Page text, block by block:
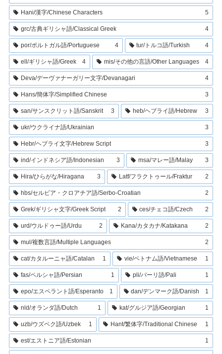
Hani/漢字/Chinese Characters 5
grc/古典ギリシャ語/Classical Greek 4
por/ポルトガル語/Portuguese 4 tur/トルコ語/Turkish 4
ell/ギリシャ語/Greek 4 mis/その他の言語/Other Languages 4
Deva/デーヴァナーガリー文字/Devanagari 4
Hans/簡体字/Simplified Chinese 3
san/サンスクリット語/Sanskrit 3 heb/ヘブライ語/Hebrew 3
ukr/ウクライナ語/Ukrainian 3
Hebr/ヘブライ文字/Hebrew Script 3
ind/インドネシア語/Indonesian 3 msa/マレー語/Malay 3
Hira/ひらがな/Hiragana 3 Latf/フラクトゥール/Fraktur 2
hbs/セルビア・クロアチア語/Serbo-Croatian 2
Grek/ギリシャ文字/Greek Script 2 ces/チェコ語/Czech 2
urd/ウルドゥー語/Urdu 2 Kana/カタカナ/Katakana 2
mul/複数言語/Multiple Languages 2
cat/カタルーニャ語/Catalan 1 vie/ベトナム語/Vietnamese 1
fas/ペルシャ語/Persian 1 pli/パーリ語/Pali 1
epo/エスペラント語/Esperanto 1 dan/デンマーク語/Danish 1
nld/オランダ語/Dutch 1 kat/グルジア語/Georgian 1
uzb/ウズベク語/Uzbek 1 Hant/繁体字/Traditional Chinese 1
est/エストニア語/Estonian 1